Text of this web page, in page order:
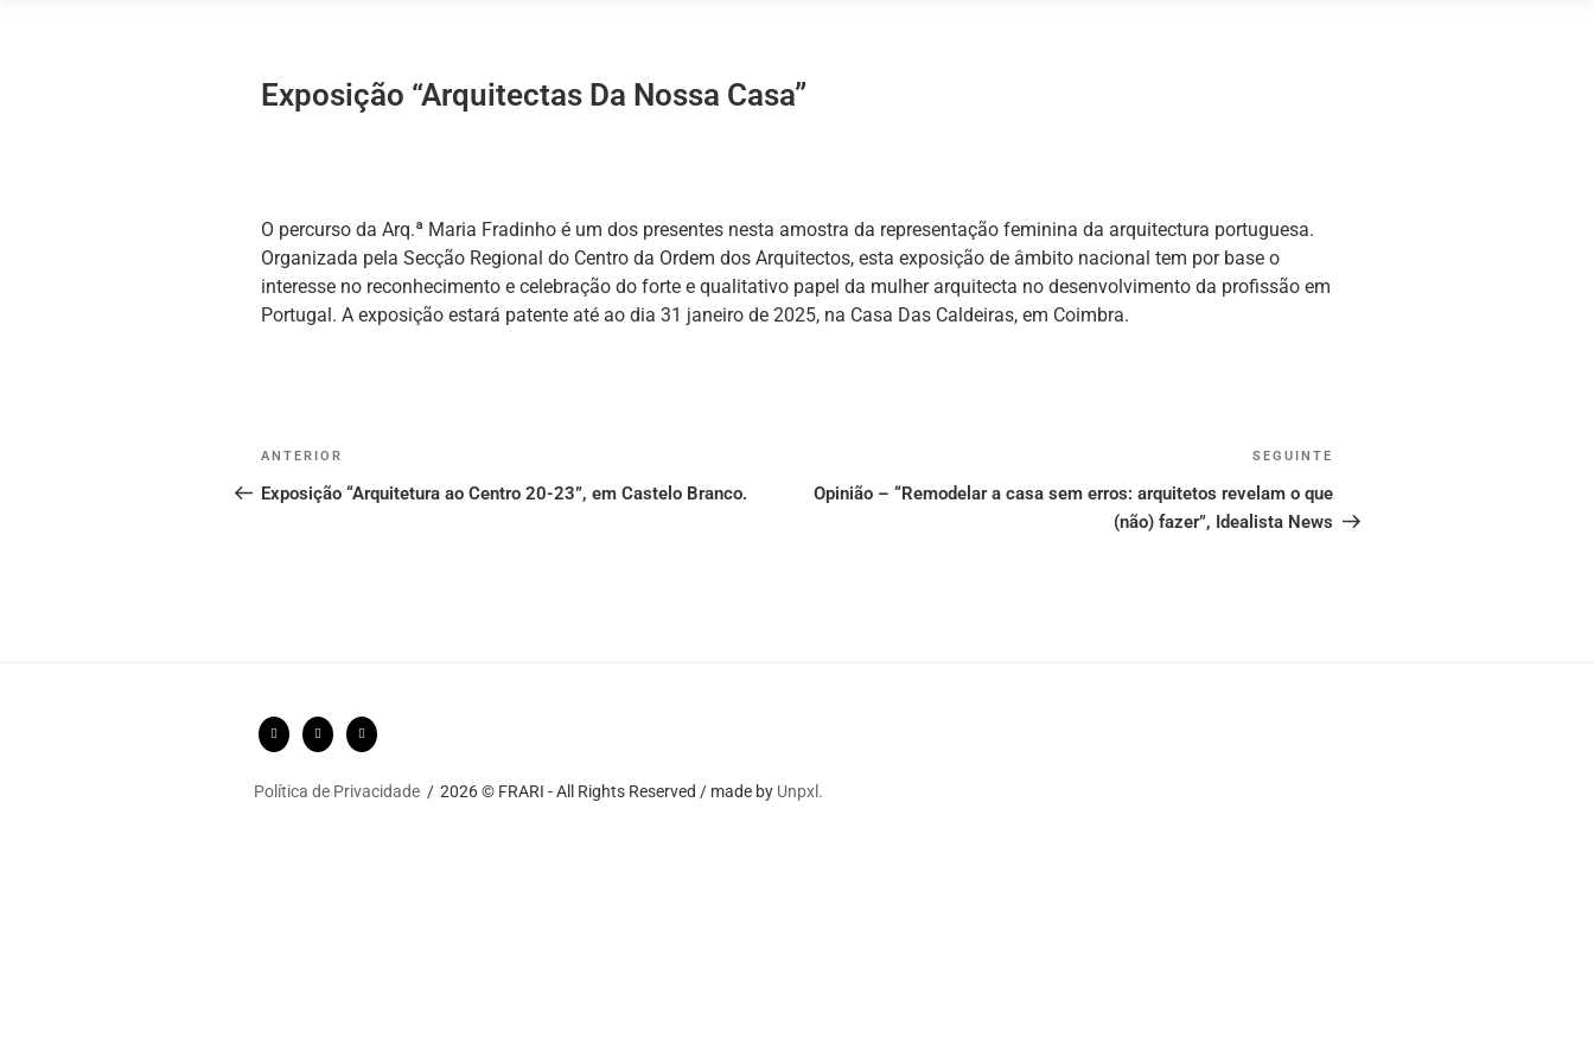
Exposição “Arquitectas Da Nossa Casa”
O percurso da Arq.ª Maria Fradinho é um dos presentes nesta amostra da representação feminina da arquitectura portuguesa.
Organizada pela Secção Regional do Centro da Ordem dos Arquitectos, esta exposição de âmbito nacional tem por base o
interesse no reconhecimento e celebração do forte e qualitativo papel da mulher arquitecta no desenvolvimento da profissão em
Portugal. A exposição estará patente até ao dia 31 janeiro de 2025, na Casa Das Caldeiras, em Coimbra.
Post
navigation
Conteúdo
anterior
ANTERIOR
Exposição “Arquitetura ao Centro 20-23”, em Castelo Branco.
seguinte
SEGUINTE
Opinião – “Remodelar a casa sem erros: arquitetos revelam o que
(não) fazer”, Idealista News
Política de Privacidade 2026 © FRARI - All Rights Reserved / made by Unpxl.